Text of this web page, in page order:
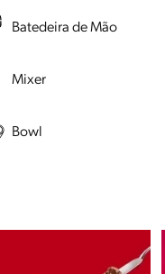
Batedeira de Mão
Mixer
Bowl